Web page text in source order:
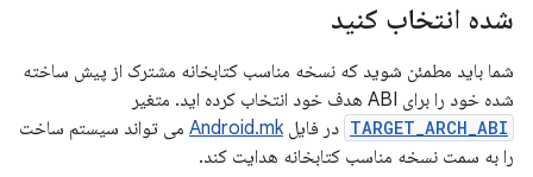
شده انتخاب کنید
شما باید مطمئن شوید که نسخه مناسب کتابخانه مشترک از پیش ساخته
شده خود را برای ABI هدف خود انتخاب کرده اید. متغیر
TARGET_ARCH_ABI در فایلAndroid.mk می تواند سیستم ساخت
را به سمت نسخه مناسب کتابخانه هدایت کند.